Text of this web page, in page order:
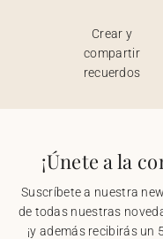
Crear y
compartir
recuerdos
¡Únete a la
Suscríbete a nuestra
de todas nuestras
¡y además recibirás un